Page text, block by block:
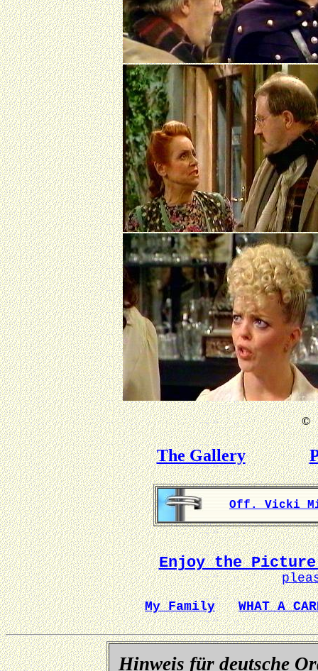
©
The Gallery
Off. Vicki
Enjoy the Picture
My Family
WHAT A
Hinweis für deutsche